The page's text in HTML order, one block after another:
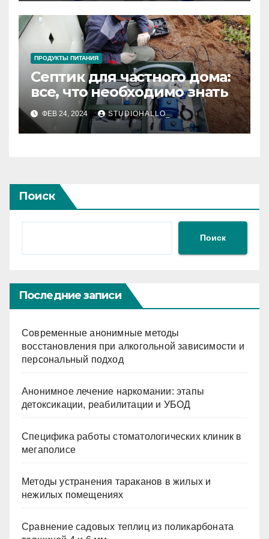
ПРОДУКТЫ ПИТАНИЯ
Септик для частного дома:
все, что необходимо знать
ФЕВ 24, 2024 STUDIOHALLO_
Поиск
Поиск
Последние записи
Современные анонимные методы
восстановления при алкогольной зависимости и
персональный подход
Анонимное лечение наркомании: этапы
детоксикации, реабилитации и УБОД
Специфика работы стоматологических клиник в
мегаполисе
Методы устранения тараканов в жилых и
нежилых помещениях
Сравнение садовых теплиц из поликарбоната